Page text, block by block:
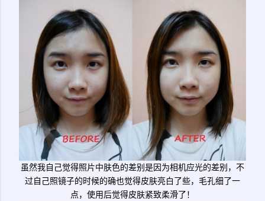
虽然我自己觉得照片中肤色的差别是因为相机应光的差别，不
过自己照镜子的时候的确也觉得皮肤亮白了些，毛孔细了一
点，使用后觉得皮肤紧致柔滑了！